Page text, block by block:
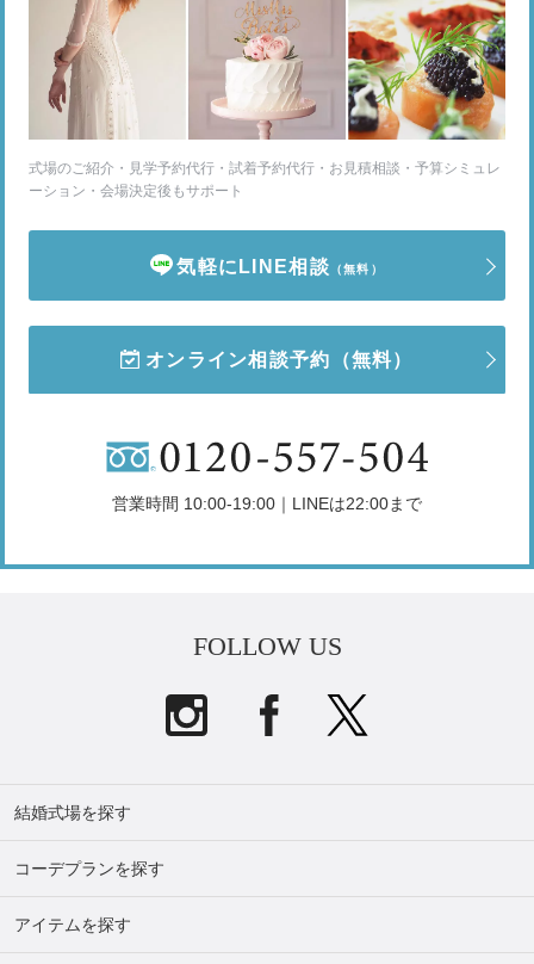
式場のご紹介・見学予約代行・試着予約代行・お見積相談・予算シミュレ
ーション・会場決定後もサポート
気軽にLINE相談 （無料）
オンライン相談予約 （無料）
営業時間 10:00-19:00｜LINEは22:00まで
FOLLOW US
結婚式場を探す
コーデプランを探す
アイテムを探す